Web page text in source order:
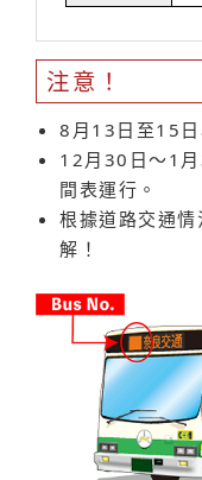
注意！
8月13日至15日
12月30日～1
間表運行。
根據道路交通
解！